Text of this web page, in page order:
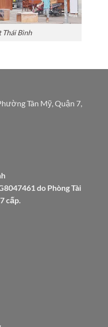
Thái Bình
Tân Mỹ, Quận 7,
do Phòng Tài
cấp.